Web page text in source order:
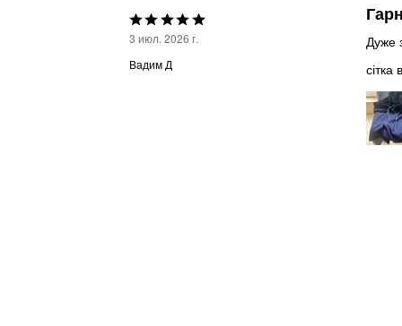
Выбрана
3 июл. 2026 г.
Вадим Д
Дуже
сітка